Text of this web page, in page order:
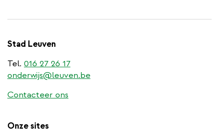
Stad Leuven
Tel. 016 27 26 17
onderwijs@leuven.be
Contacteer ons
Onze sites